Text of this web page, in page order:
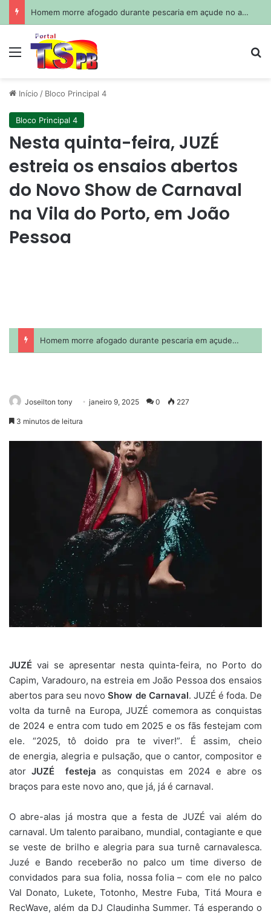
Homem morre afogado durante pescaria em açude no agreste paraibano
Menu
Início / Bloco Principal 4
Bloco Principal 4
Nesta quinta-feira, JUZÉ
estreia os ensaios abertos
do Novo Show de Carnaval
na Vila do Porto, em João
Pessoa
Joseilton tony janeiro 9, 2025 0 227
3 minutos de leitura
JUZÉ vai se apresentar nesta quinta-feira, no Porto do
Capim, Varadouro, na estreia em João Pessoa dos ensaios
abertos para seu novoShow de Carnaval. JUZÉ é foda. De
volta da turnê na Europa, JUZÉ comemora as conquistas
de 2024 e entra com tudo em 2025 e os fãs festejam com
ele. “2025, tô doido pra te viver!”. É assim, cheio
de energia, alegria e pulsação, que o cantor, compositor e
atorJUZÉfesteja as conquistas em 2024 e abre os
braços para este novo ano, que já, já é carnaval.
O abre-alas já mostra que a festa de JUZÉ vai além do
carnaval. Um talento paraibano, mundial, contagiante e que
se veste de brilho e alegria para sua turnê carnavalesca.
Juzé e Bando receberão no palco um time diverso de
convidados para sua folia, nossa folia – com ele no palco
Val Donato, Lukete, Totonho, Mestre Fuba, Titá Moura e
RecWave, além da DJ Claudinha Summer. Tá esperando o